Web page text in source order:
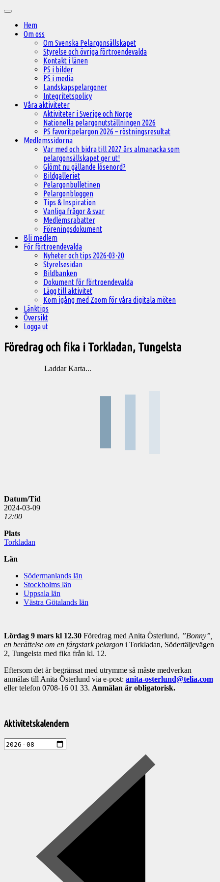
innehåll
Huvudmeny
Hem
Om oss
Om Svenska Pelargonsällskapet
Styrelse och övriga förtroendevalda
Kontakt i länen
PS i bilder
PS i media
Landskapspelargoner
Integritetspolicy
Våra aktiviteter
Aktiviteter i Sverige och Norge
Nationella pelargonutställningen 2026
PS favoritpelargon 2026 – röstningsresultat
Medlemssidorna
Var med och bidra till 2027 års almanacka som
pelargonsällskapet ger ut!
Glömt nu gällande lösenord?
Bildgalleriet
Pelargonbulletinen
Pelargonbloggen
Tips & Inspiration
Vanliga frågor & svar
Medlemsrabatter
Föreningsdokument
Bli medlem
För förtroendevalda
Nyheter och tips 2026-03-20
Styrelsesidan
Bildbanken
Dokument för förtroendevalda
Lägg till aktivitet
Kom igång med Zoom för våra digitala möten
Länktips
Översikt
Logga ut
Föredrag och fika i Torkladan, Tungelsta
Laddar Karta...
Datum/Tid
2024-03-09
12:00
Plats
Torkladan
Län
Södermanlands län
Stockholms län
Uppsala län
Västra Götalands län
Lördag 9 mars kl 12.30 Föredrag med Anita Österlund, ”Bonny”,
en berättelse om en färgstark pelargon i Torkladan, Södertäljevägen
2, Tungelsta med fika från kl. 12.
Eftersom det är begränsat med utrymme så måste medverkan
anmälas till Anita Österlund via e-post: anita-osterlund@telia.com
eller telefon 0708-16 01 33. Anmälan är obligatorisk.
till
aktiviteter
Aktivitetskalendern